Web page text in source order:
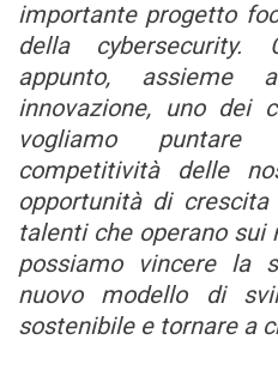
importante progetto
della cybersecurity.
appunto, assieme
innovazione, uno dei
vogliamo
competitività delle
opportunità di
talenti che operano
possiamo vincere la
nuovo modello di
sostenibile e tornare a